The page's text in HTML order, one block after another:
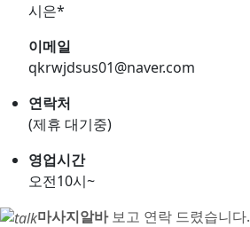
시은*
이메일
qkrwjdsus01@naver.com
연락처
(제휴 대기중)
영업시간
오전10시~
마사지알바보고 연락 드렸습니다.